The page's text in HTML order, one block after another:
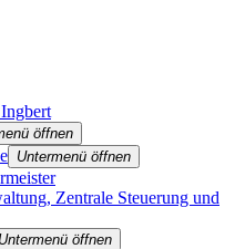
öffnen
Untermenü öffnen
Zentrale Steuerung und
Untermenü öffnen